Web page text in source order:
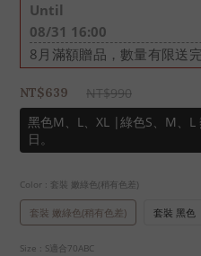
Until
08/31 16:00
8月滿額贈品，數量有限送
NT$990
NT$639
黑色M、L、XL |綠色S、M、
日。
Color : 套裝 嫩綠色(稍有色差)
套裝 嫩綠色(稍有色差) 套裝 黑色
Size : S適合70ABC